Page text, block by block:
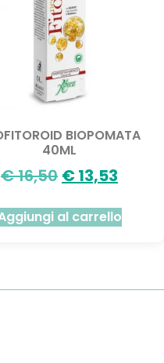
BIOPOMATA
40ML
€16,50 €13,53
al carrello